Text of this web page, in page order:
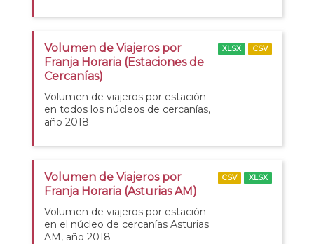
Volumen de Viajeros por
Franja Horaria (Estaciones de
Cercanías)
Volumen de viajeros por estación
en todos los núcleos de cercanías,
año 2018
XLSX CSV
Volumen de Viajeros por
Franja Horaria (Asturias AM)
Volumen de viajeros por estación
en el núcleo de cercanías Asturias
AM, año 2018
CSV XLSX